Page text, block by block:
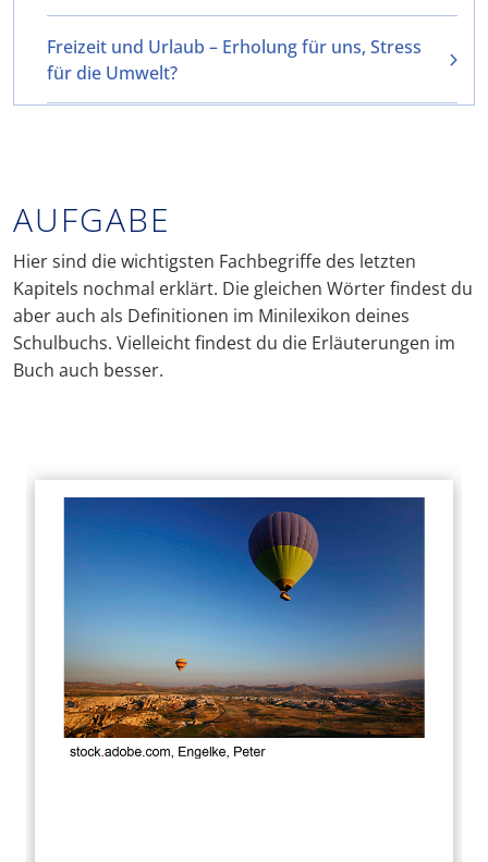
Freizeit und Urlaub – Erholung für uns, Stress
für die Umwelt?
AUFGABE
Hier sind die wichtigsten Fachbegriffe des letzten
Kapitels nochmal erklärt. Die gleichen Wörter findest du
aber auch als Definitionen im Minilexikon deines
Schulbuchs. Vielleicht findest du die Erläuterungen im
Buch auch besser.